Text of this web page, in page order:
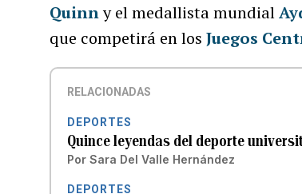
Quinny el medallista mundial
que competirá en losJuegos
RELACIONADAS
DEPORTES
Quince leyendas del deporte
Por Sara Del Valle Hernández
DEPORTES